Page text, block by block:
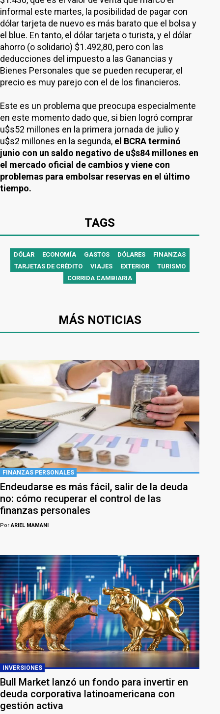
informal este martes, la posibilidad de pagar con
dólar tarjeta de nuevo es más barato que el bolsa y
el blue. En tanto, el dólar tarjeta o turista, y el dólar
ahorro (o solidario) $1.492,80, pero con las
deducciones del impuesto a las Ganancias y
Bienes Personales que se pueden recuperar, el
precio es muy parejo con el de los financieros.
Este es un problema que preocupa especialmente
en este momento dado que, si bien logró comprar
u$s52 millones en la primera jornada de julio y
u$s2 millones en la segunda, el BCRA terminó
junio con un saldo negativo de u$s84 millones en
el mercado oficial de cambios y viene con
problemas para embolsar reservas en el último
tiempo.
TAGS
DÓLAR ECONOMÍA GASTOS DÓLARES
FINANZAS
TARJETAS DE CRÉDITO
VIAJES EXTERIOR
TURISMO
CORRIDA CAMBIARIA
MÁS NOTICIAS
FINANZAS PERSONALES
Endeudarse es más fácil, salir de la deuda
no: cómo recuperar el control de las
finanzas personales
PorARIEL MAMANI
INVERSIONES
Bull Market lanzó un fondo para invertir en
deuda corporativa latinoamericana con
gestión activa